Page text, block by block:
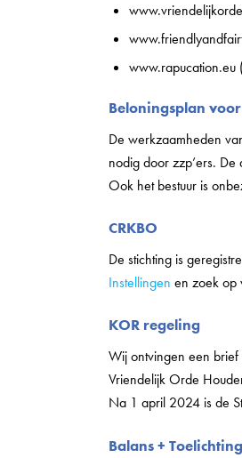
www.rapucation.eu
Beloningsplan
De werkzaamheden
nodig door zzp’ers.
Ook het bestuur is
CRKBO
De stichting is
Instellingen en zoek op
KOR regeling
Wij ontvingen een
Vriendelijk Orde
Na 1 april 2024 is de
Balans +